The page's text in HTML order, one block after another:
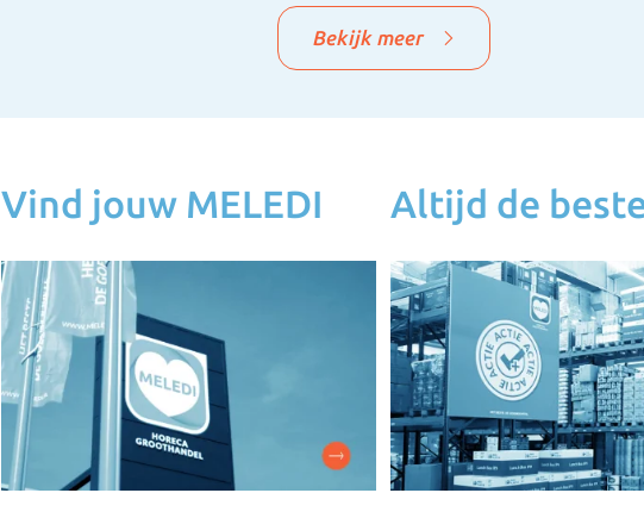
Bekijk meer
Vind jouw MELEDI Altijd de